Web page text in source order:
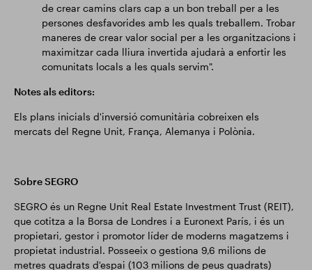
de crear camins clars cap a un bon treball per a les
persones desfavorides amb les quals treballem. Trobar
maneres de crear valor social per a les organitzacions i
maximitzar cada lliura invertida ajudarà a enfortir les
comunitats locals a les quals servim".
Notes als editors:
Els plans inicials d'inversió comunitària cobreixen els
mercats del Regne Unit, França, Alemanya i Polònia.
Sobre SEGRO
SEGRO és un Regne Unit Real Estate Investment Trust (REIT),
que cotitza a la Borsa de Londres i a Euronext París, i és un
propietari, gestor i promotor líder de moderns magatzems i
propietat industrial. Posseeix o gestiona 9,6 milions de
metres quadrats d'espai (103 milions de peus quadrats)